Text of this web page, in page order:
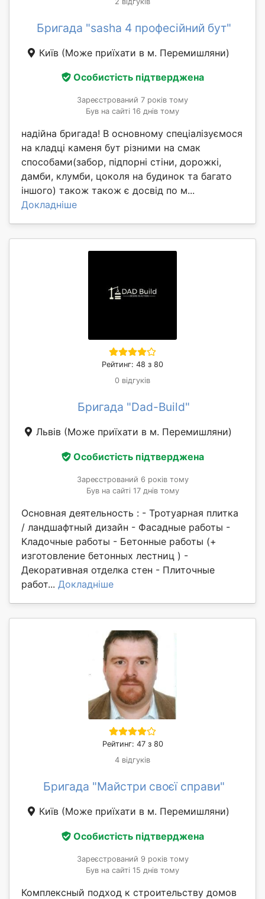
Бригада "sasha 4 професійний бут"
Київ (Може приїхати в м. Перемишляни)
Особистість підтверджена
Зареєстрований 7 років тому
Був на сайті 16 днів тому
надійна бригада! В основному спеціалізуємося
на кладці каменя бут різними на смак
способами(забор, підпорні стіни, дорожкі,
дамби, клумби, цоколя на будинок та багато
іншого) також також є досвід по м...
Докладніше
Рейтинг: 48 з 80
0 відгуків
Бригада "Dad-Build"
Львів (Може приїхати в м. Перемишляни)
Особистість підтверджена
Зареєстрований 6 років тому
Був на сайті 17 днів тому
Основная деятельность : - Тротуарная плитка
/ ландшафтный дизайн - Фасадные работы -
Кладочные работы - Бетонные работы (+
изготовление бетонных лестниц ) -
Декоративная отделка стен - Плиточные
работ... Докладніше
Рейтинг: 47 з 80
4 відгуків
Бригада "Майстри своєї справи"
Київ (Може приїхати в м. Перемишляни)
Особистість підтверджена
Зареєстрований 9 років тому
Був на сайті 15 днів тому
Комплексный подход к строительству домов